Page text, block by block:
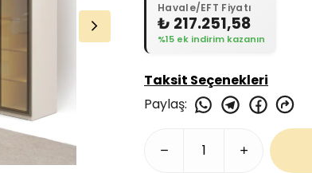
Havale/EFT Fiyatı
₺ 217.251,58
%15 ek indirim kazanın
Taksit Seçenekleri
Paylaş: